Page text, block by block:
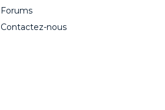
Forums
Contactez-nous